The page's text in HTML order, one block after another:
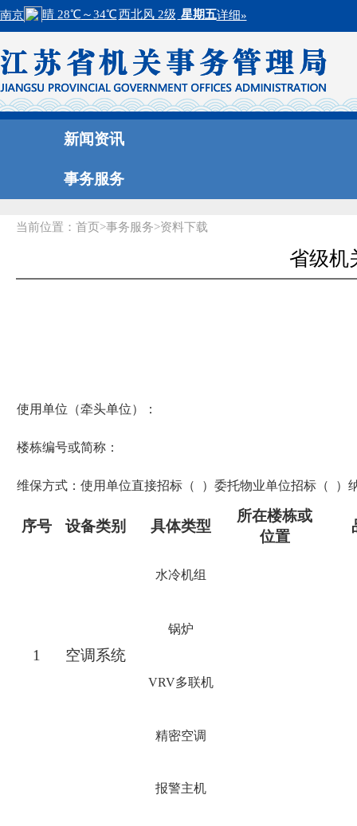
新闻资讯
事务服务
当前位置： 首页>事务服务>资料下载
省级机
使用单位（牵头单位）：
楼栋编号或简称：
维保方式：使用单位直接招标（ ）委托物业单位招标（ ）
序号 设备类别 具体类型
所在楼栋或
位置
1 空调系统
水冷机组
锅炉
VRV多联机
精密空调
报警主机